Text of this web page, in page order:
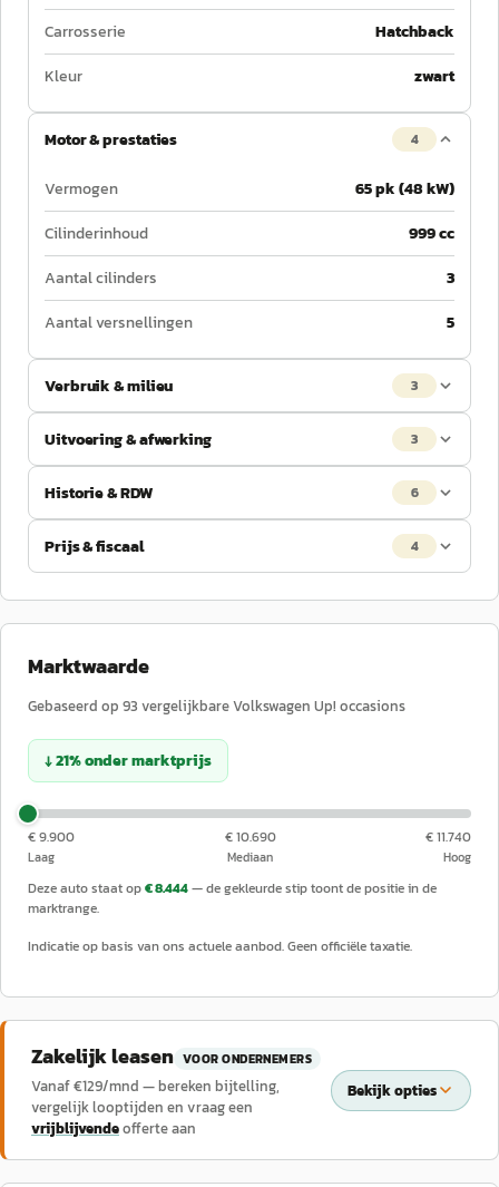
Carrosserie
Hatchback
Kleur
zwart
Motor & prestaties 4
Vermogen
65 pk (48 kW)
Cilinderinhoud
999 cc
Aantal cilinders
3
Aantal versnellingen
5
Verbruik & milieu 3
Uitvoering & afwerking 3
Historie & RDW 6
Prijs & fiscaal 4
Marktwaarde
Gebaseerd op 93 vergelijkbareVolkswagen Up! occasions
↓21%ondermarktprijs
€ 9.900
Laag
€ 10.690
Mediaan
€ 11.740
Hoog
Deze auto staat op€ 8.444— de gekleurde stip toont de positie in de
marktrange.
Indicatie op basis van ons actuele aanbod. Geen officiële taxatie.
Zakelijk leasen VOOR ONDERNEMERS
Vanaf €129/mnd — bereken bijtelling,
vergelijk looptijden en vraag een
vrijblijvendeofferte aan
Bekijk opties